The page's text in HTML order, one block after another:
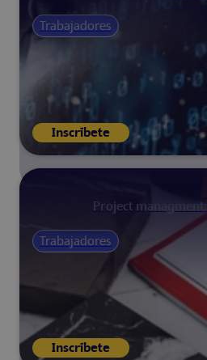
Trabajadores
Inscríbete
Project
Trabajadores
Inscríbete